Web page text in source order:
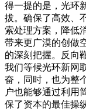
得一提的是，光环
拔。确保了高效、
索处理方案，降低
带来更广漠的创做
的深刻把握。反向
我们等候光环新网
奋，同时，也为整
户也能够通过利用
保了资本的最佳操